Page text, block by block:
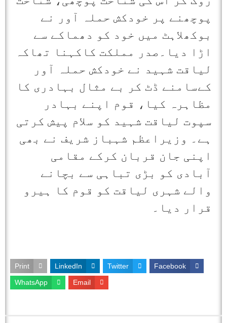
پوچھنے پر خودکش حملہ آور نے
بوکھلاہٹ میں خود کو دھماکے سے
اڑا دیا۔صدر مملکت کاکہنا تھاکہ
لیاقت شہید نے خودکش حملہ آور
کےسامنے ڈٹ کر بے مثال بہادری کا
مظاہرہ کیا، قوم اپنے بہادر
سپوت لیاقت شہید کو سلام پیش کرتی
ہے۔ وزیراعظم شہباز شریف نے بھی
اپنی جان قربان کرکے مقامی
آبادی کو بڑی تباہی سے بچانے
والے شہری لیاقت کو قوم کا ہیرو
قرار دیا۔
Facebook
Twitter
LinkedIn
Print
Email
WhatsApp